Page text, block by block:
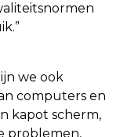
we ook
computers en
kapot scherm,
problemen,